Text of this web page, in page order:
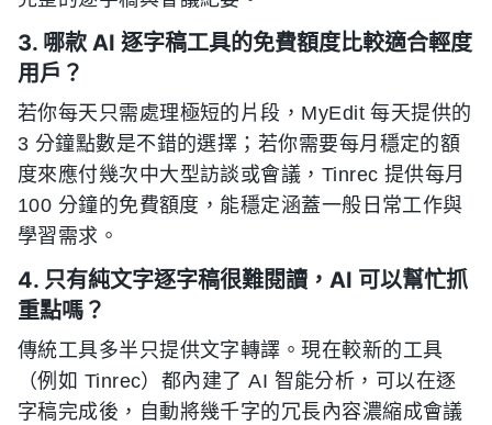
3. 哪款 AI 逐字稿工具的免費額度比較適合輕度
用戶？
若你每天只需處理極短的片段，MyEdit 每天提供的
3 分鐘點數是不錯的選擇；若你需要每月穩定的額
度來應付幾次中大型訪談或會議，Tinrec 提供每月
100 分鐘的免費額度，能穩定涵蓋一般日常工作與
學習需求。
4. 只有純文字逐字稿很難閱讀，AI 可以幫忙抓
重點嗎？
傳統工具多半只提供文字轉譯。現在較新的工具
（例如 Tinrec）都內建了 AI 智能分析，可以在逐
字稿完成後，自動將幾千字的冗長內容濃縮成會議